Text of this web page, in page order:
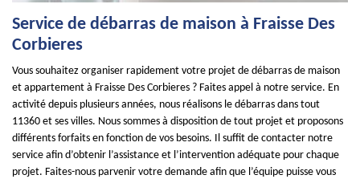
Service de débarras de maison à Fraisse Des
Corbieres
Vous souhaitez organiser rapidement votre projet de débarras de maison
et appartement à Fraisse Des Corbieres ? Faites appel à notre service. En
activité depuis plusieurs années, nous réalisons le débarras dans tout
11360 et ses villes. Nous sommes à disposition de tout projet et proposons
différents forfaits en fonction de vos besoins. Il suffit de contacter notre
service afin d’obtenir l’assistance et l’intervention adéquate pour chaque
projet. Faites-nous parvenir votre demande afin que l’équipe puisse vous